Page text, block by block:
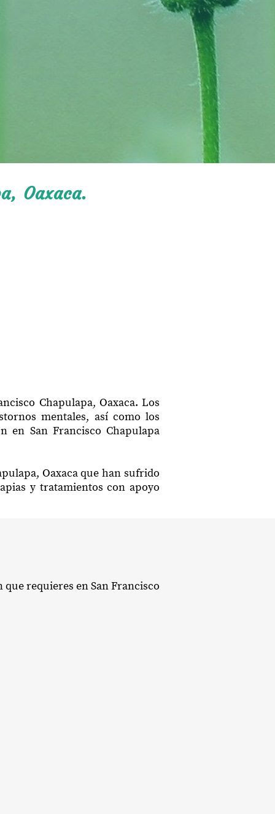
Oaxaca.
Chapulapa, Oaxaca. Los
mentales, así como los
en San Francisco Chapulapa
Oaxaca que han sufrido
y tratamientos con apoyo
requieres en San Francisco